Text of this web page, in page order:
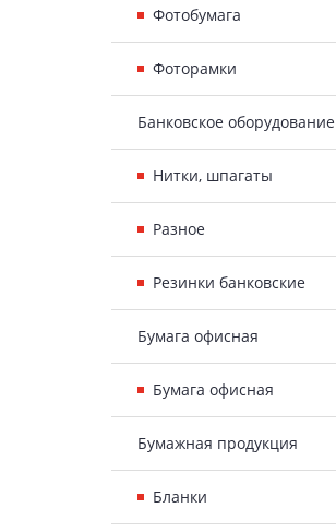
Фотобумага
Фоторамки
Банковское оборудование
Нитки, шпагаты
Разное
Резинки банковские
Бумага офисная
Бумага офисная
Бумажная продукция
Бланки